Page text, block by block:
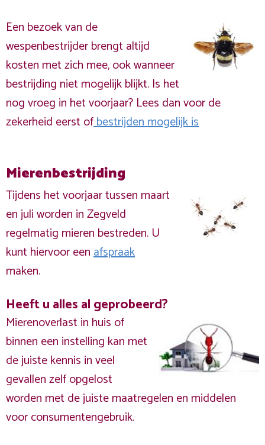
Een bezoek van de
wespenbestrijder brengt altijd
kosten met zich mee, ook wanneer
bestrijding niet mogelijk blijkt. Is het
nog vroeg in het voorjaar? Lees dan voor de
zekerheid eerst ofbestrijden mogelijk is
Mierenbestrijding
Tijdens het voorjaar tussen maart
en juli worden in Zegveld
regelmatig mieren bestreden. U
kunt hiervoor eenafspraak
maken.
Heeft u alles al geprobeerd?
Mierenoverlast in huis of
binnen een instelling kan met
de juiste kennis in veel
gevallen zelf opgelost
worden met de juiste maatregelen en middelen
voor consumentengebruik.